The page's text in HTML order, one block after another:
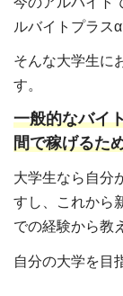
ルバイトプラス
そんな大学生に
す。
一般的なバイ
間で稼げるた
大学生なら自分
すし、これから
での経験から教
自分の大学を目